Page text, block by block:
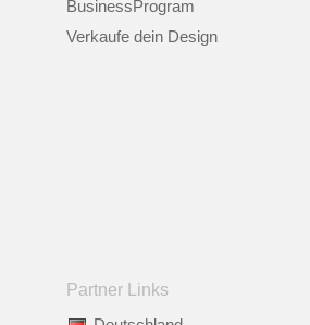
BusinessProgram
Verkaufe dein Design
Partner Links